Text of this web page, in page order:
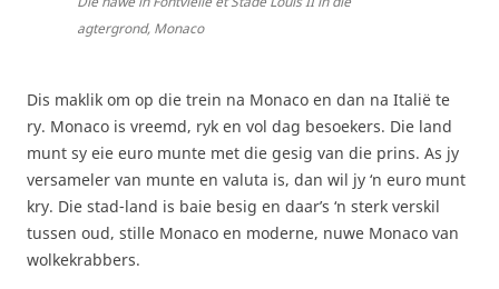
agtergrond, Monaco
Dis maklik om op die trein na Monaco en dan na Italië te
ry. Monaco is vreemd, ryk en vol dag besoekers. Die land
munt sy eie euro munte met die gesig van die prins. As jy
versameler van munte en valuta is, dan wil jy ‘n euro munt
kry. Die stad-land is baie besig en daar’s ‘n sterk verskil
tussen oud, stille Monaco en moderne, nuwe Monaco van
wolkekrabbers.